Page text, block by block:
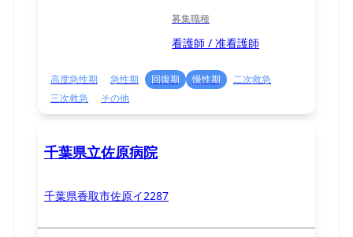
募集職種
看護師 / 准看護師
高度急性期 急性期 回復期 慢性期
二次救急
三次救急
その他
千葉県立佐原病院
千葉県香取市佐原イ2287